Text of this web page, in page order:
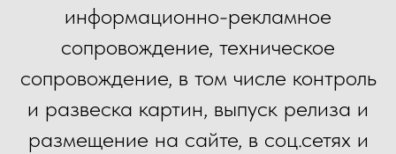
информационно-рекламное
сопровождение, техническое
сопровождение, в том числе контроль
и развеска картин, выпуск релиза и
размещение на сайте, в соц.сетях и